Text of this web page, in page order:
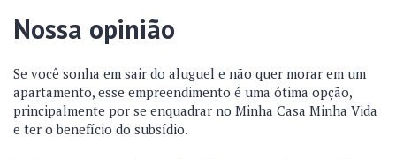
Nossa opinião
Se você sonha em sair do aluguel e não quer morar em um
apartamento, esse empreendimento é uma ótima opção,
principalmente por se enquadrar no Minha Casa Minha Vida
e ter o benefício do subsídio.